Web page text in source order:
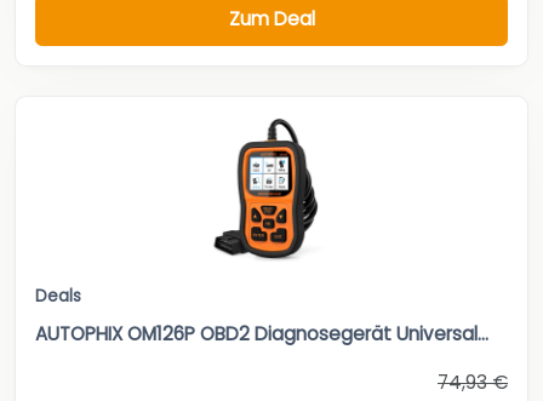
Zum Deal
Deals
AUTOPHIX OM126P OBD2 Diagnosegerät Universal...
74,93 €